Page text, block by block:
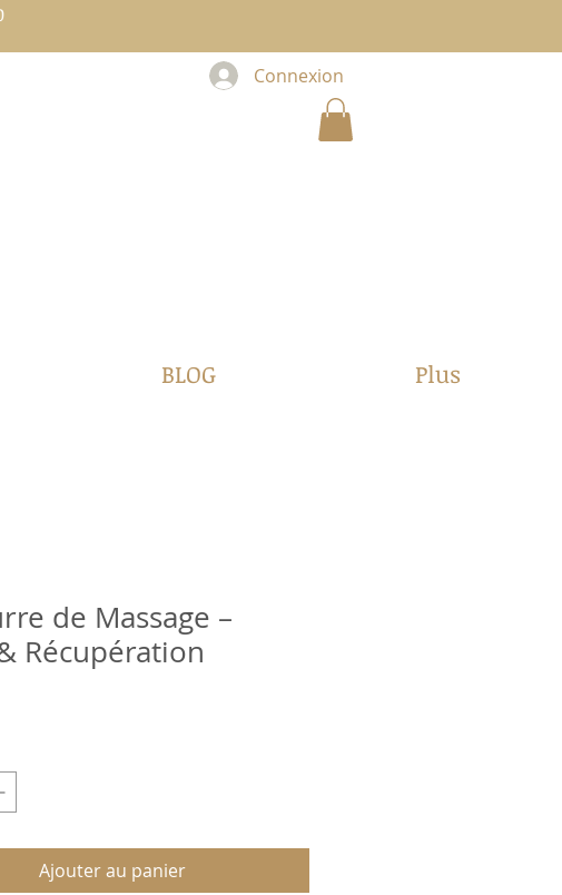
Connexion
BLOG Plus
de Massage –
Récupération
Ajouter au panier